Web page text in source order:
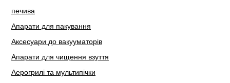
печива
Апарати для пакування
Аксесуари до вакууматорів
Апарати для чищення взуття
Аерогрилі та мультипічки